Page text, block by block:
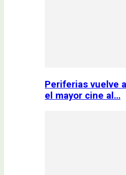
Periferias vuelve
el mayor cine al…